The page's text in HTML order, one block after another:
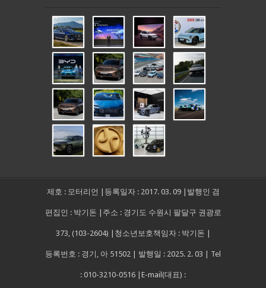
제호 : 모터리언 |등록일자 : 2017. 03. 09 |발행인 겸
편집인 : 박기돈 |주소 : 경기도 수원시 팔달구 권광로
373, (103-2604) |청소년보호책임자 : 박기돈 |
등록번호 : 경기, 아 51502 | 발행일 : 2025. 2. 03 | Tel
: 010-3210-0516 |E-mail(대표) :